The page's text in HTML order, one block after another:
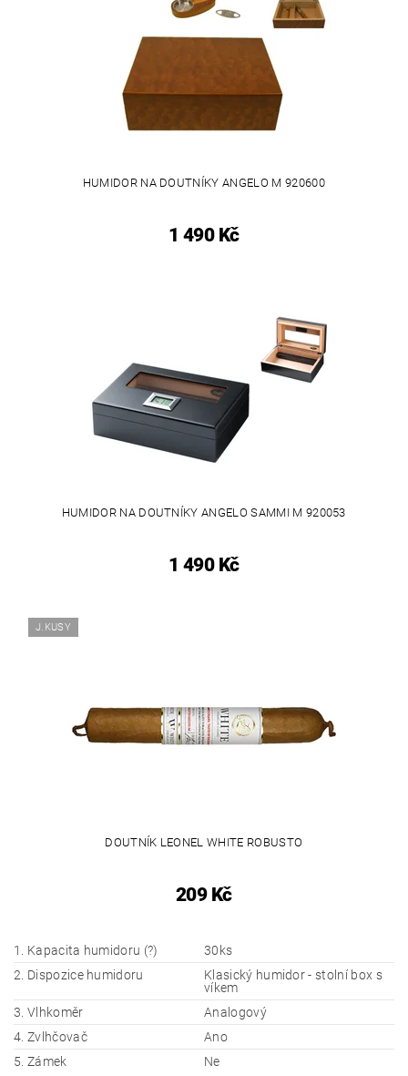
HUMIDOR NA DOUTNÍKY ANGELO M 920600
1 490 Kč
HUMIDOR NA DOUTNÍKY ANGELO SAMMI M 920053
1 490 Kč
J.KUSY
DOUTNÍK LEONEL WHITE ROBUSTO
209 Kč
1. Kapacita humidoru (?)
30ks
2. Dispozice humidoru
Klasický humidor - stolní box s
víkem
3. Vlhkoměr
Analogový
4. Zvlhčovač
Ano
5. Zámek
Ne